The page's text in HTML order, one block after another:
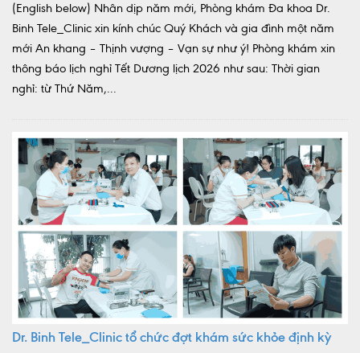
(English below) Nhân dịp năm mới, Phòng khám Đa khoa Dr.
Binh Tele_Clinic xin kính chúc Quý Khách và gia đình một năm
mới An khang – Thịnh vượng – Vạn sự như ý! Phòng khám xin
thông báo lịch nghỉ Tết Dương lịch 2026 như sau: Thời gian
nghỉ: từ Thứ Năm,...
Dr. Binh Tele_Clinic tổ chức đợt khám sức khỏe định kỳ